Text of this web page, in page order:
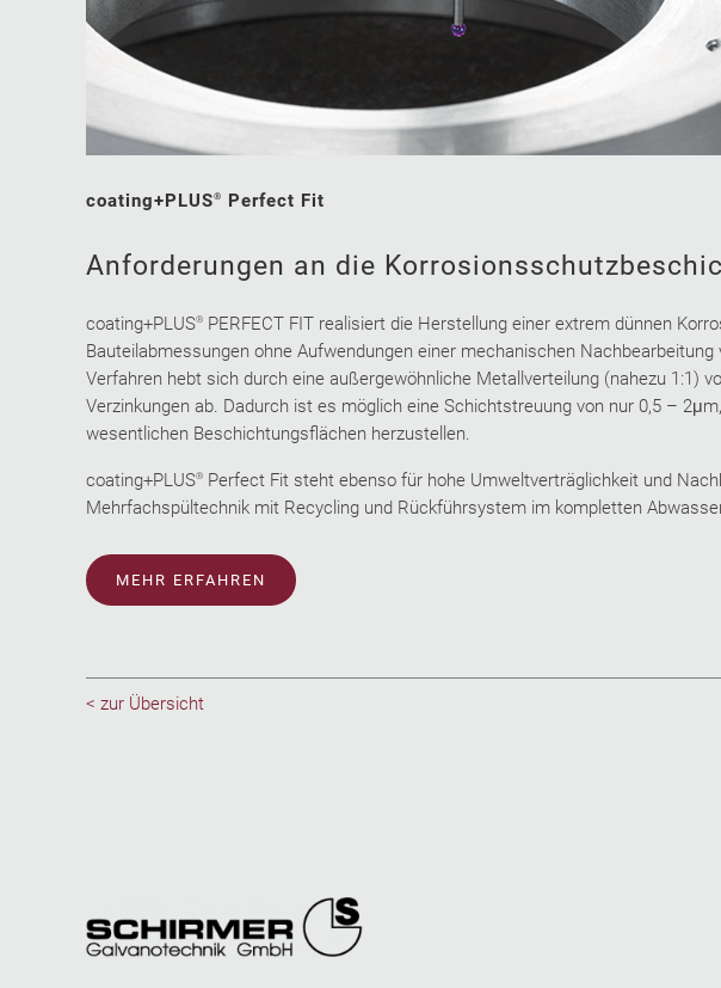
coating+PLUS® Perfect Fit
Anforderungen an die
coating+PLUS® PERFECT FIT realisiert die Herstellung einer extrem dünnen
Bauteilabmessungen ohne Aufwendungen einer mechanischen
Verfahren hebt sich durch eine außergewöhnliche Metallverteilung (nahezu 1:1)
Verzinkungen ab. Dadurch ist es möglich eine Schichtstreuung von nur 0,5 –
wesentlichen Beschichtungsflächen herzustellen.
coating+PLUS® Perfect Fit steht ebenso für hohe Umweltverträglichkeit und
Mehrfachspültechnik mit Recycling und Rückführsystem im kompletten
MEHR ERFAHREN
< zur Übersicht